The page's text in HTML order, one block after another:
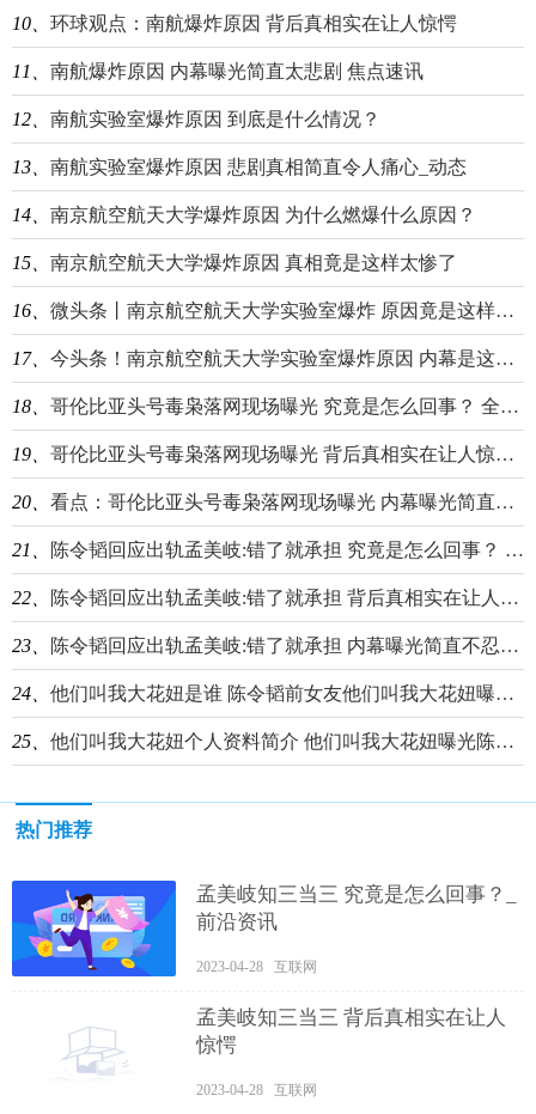
10、 环球观点：南航爆炸原因 背后真相实在让人惊愕
11、 南航爆炸原因 内幕曝光简直太悲剧 焦点速讯
12、 南航实验室爆炸原因 到底是什么情况？
13、 南航实验室爆炸原因 悲剧真相简直令人痛心_动态
14、 南京航空航天大学爆炸原因 为什么燃爆什么原因？
15、 南京航空航天大学爆炸原因 真相竟是这样太惨了
16、 微头条丨南京航空航天大学实验室爆炸 原因竟是这样令人震惊
17、 今头条！南京航空航天大学实验室爆炸原因 内幕是这样太悲剧
18、 哥伦比亚头号毒枭落网现场曝光 究竟是怎么回事？ 全球看热讯
19、 哥伦比亚头号毒枭落网现场曝光 背后真相实在让人惊愕_当前聚焦
20、 看点：哥伦比亚头号毒枭落网现场曝光 内幕曝光简直太惊人
21、 陈令韬回应出轨孟美岐:错了就承担 究竟是怎么回事？ 环球看热讯
22、 陈令韬回应出轨孟美岐:错了就承担 背后真相实在让人惊愕_聚焦
23、 陈令韬回应出轨孟美岐:错了就承担 内幕曝光简直不忍直视-报资讯
24、 他们叫我大花妞是谁 陈令韬前女友他们叫我大花妞曝陈令韬出轨孟美岐|每日看点
25、 他们叫我大花妞个人资料简介 他们叫我大花妞曝光陈令韬出轨孟美岐事件始末 天天日报
热门推荐
孟美岐知三当三 究竟是怎么回事？_
前沿资讯
2023-04-28 互联网
孟美岐知三当三 背后真相实在让人
惊愕
2023-04-28 互联网